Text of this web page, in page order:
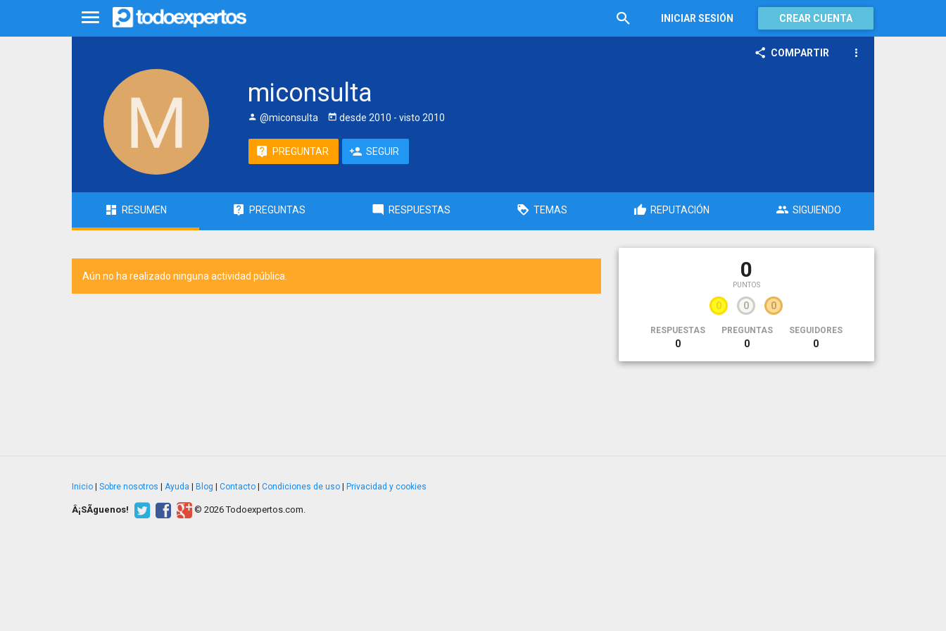
INICIAR SESIÓN CREAR CUENTA
COMPARTIR
miconsulta
@miconsulta desde 2010 - visto 2010
PREGUNTAR SEGUIR
RESUMEN PREGUNTAS RESPUESTAS TEMAS REPUTACIÓN SIGUIENDO
Aún no ha realizado ninguna actividad pública. 0
PUNTOS
0 0 0
RESPUESTAS
0
PREGUNTAS
0
SEGUIDORES
0
Inicio Sobre nosotros Ayuda Blog Contacto Condiciones de uso Privacidad y cookies
Â¡SÃ­guenos! © 2026 Todoexpertos.com.